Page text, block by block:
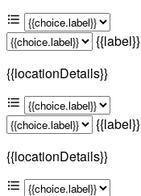
{{label}}
{{locationDetails}}
{{label}}
{{locationDetails}}